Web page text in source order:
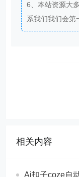
6、本站资源大
系我们我们会第
相关内容
Ai扣子coze自